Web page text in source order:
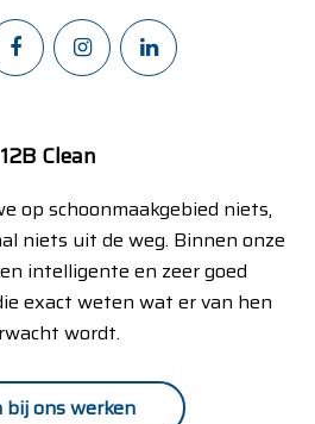
12B Clean
op schoonmaakgebied niets,
niets uit de weg. Binnen onze
intelligente en zeer goed
exact weten wat er van hen
wordt.
bij ons werken